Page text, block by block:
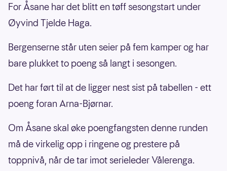
For Åsane har det blitt en tøff sesongstart under
Øyvind Tjelde Haga.
Bergenserne står uten seier på fem kamper og har
bare plukket to poeng så langt i sesongen.
Det har ført til at de ligger nest sist på tabellen - ett
poeng foran Arna-Bjørnar.
Om Åsane skal øke poengfangsten denne runden
må de virkelig opp i ringene og prestere på
toppnivå, når de tar imot serieleder Vålerenga.